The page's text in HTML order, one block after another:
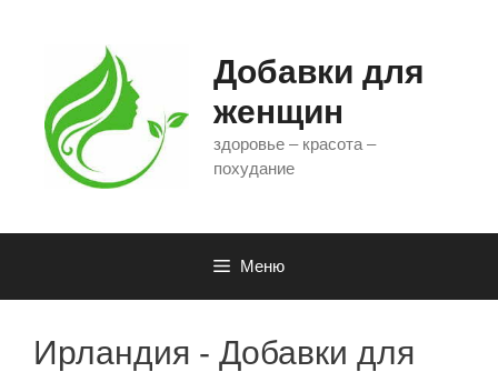
содержимому
Добавки для
женщин
здоровье – красота –
похудание
Меню
Ирландия - Добавки для